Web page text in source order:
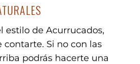
estilo de Acurrucados,
contarte. Si no con las
podrás hacerte una